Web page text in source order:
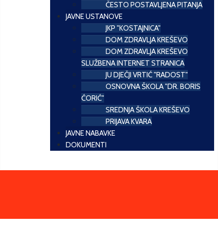
ČESTO POSTAVLJENA PITANJA
JAVNE USTANOVE
JKP "KOSTAJNICA"
DOM ZDRAVLJA KREŠEVO
DOM ZDRAVLJA KREŠEVO
SLUŽBENA INTERNET STRANICA
JU DJEČJI VRTIĆ "RADOST"
OSNOVNA ŠKOLA "DR. BORIS
ĆORIĆ"
SREDNJA ŠKOLA KREŠEVO
PRIJAVA KVARA
JAVNE NABAVKE
DOKUMENTI